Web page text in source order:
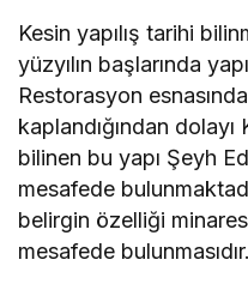
Kesin yapılış tarihi
yüzyılın başlarında
Restorasyon
kaplandığından
bilinen bu yapı Şeyh
mesafede
belirgin özelliği
mesafede bulunmasıdır.